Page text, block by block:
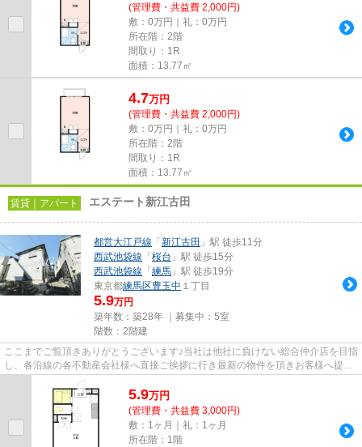
(管理費・共益費 2,000円)
敷：0万円｜礼：0万円
所在階：2階
間取り：1R
面積：13.77㎡
4.7万円
(管理費・共益費 2,000円)
敷：0万円｜礼：0万円
所在階：2階
間取り：1R
面積：13.77㎡
賃貸｜アパート エステート新江古田
都営大江戸線 「 新江古田 」駅 徒歩11分
西武池袋線 「 桜台 」駅 徒歩15分
西武池袋線 「 練馬 」駅 徒歩19分
東京都練馬区豊玉中 １丁目
5.9万円
築年数：築28年 ｜募集中： 5室
階数：2階建
ここまでご覧頂きありがとうございます♪当社は他社に負けない総合仲介店を目指
し、各沿線の各不動産会社様へ直接ご挨拶に行き最新の物件を頂きお客様へ提供
しております！最新の情報は...
5.9万円
(管理費・共益費 3,000円)
敷：1ヶ月｜礼：1ヶ月
所在階：1階